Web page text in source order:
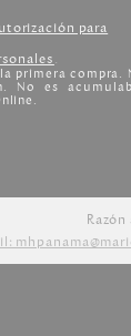
para
.
primera compra.
No es